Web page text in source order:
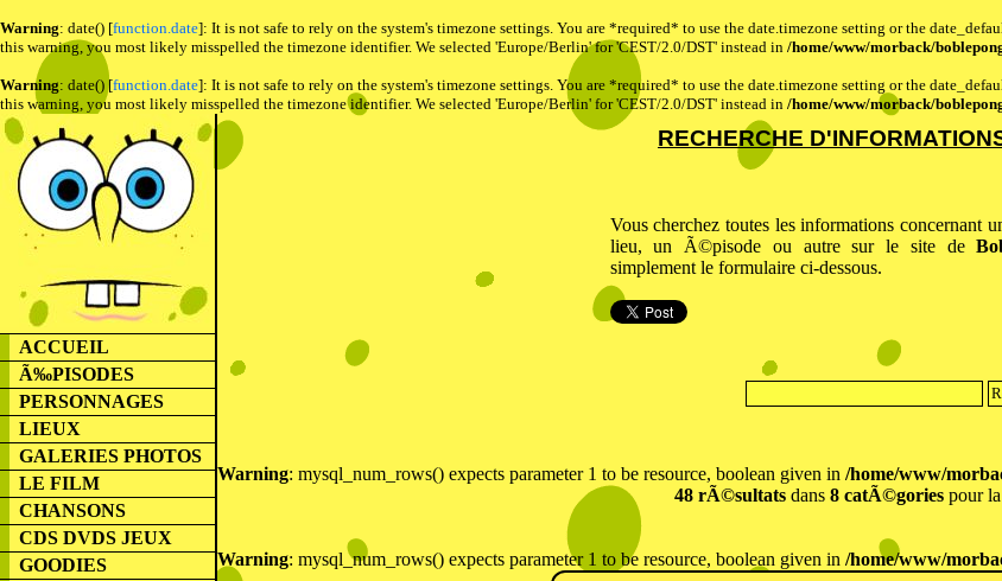
Warning: date() [function.date]: It is not safe to rely on the system's timezone settings. You are *required* to use the date.timezone setting or the
this warning, you most likely misspelled the timezone identifier. We selected 'Europe/Berlin' for 'CEST/2.0/DST' instead in /home/www/morback/
Warning: date() [function.date]: It is not safe to rely on the system's timezone settings. You are *required* to use the date.timezone setting or the
this warning, you most likely misspelled the timezone identifier. We selected 'Europe/Berlin' for 'CEST/2.0/DST' instead in /home/www/morback/
ACCUEIL
Ã‰PISODES
PERSONNAGES
LIEUX
GALERIES PHOTOS
LE FILM
CHANSONS
CDS DVDS JEUX
GOODIES
RECHERCHE
Vous cherchez toutes les informations concernant
lieu, un Ã©pisode ou autre sur le site de
simplement le formulaire ci-dessous.
Warning: mysql_num_rows() expects parameter 1 to be resource, boolean given in /home/www/
48 rÃ©sultatsdans 8 catÃ©goriespour la
Warning: mysql_num_rows() expects parameter 1 to be resource, boolean given in /home/www/